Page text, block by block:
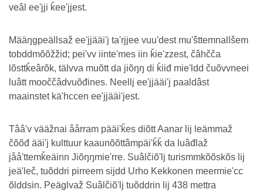
veâl eeʹjji ǩeeʹjjest.
Määŋgpeällsaž eeʹjjääiʹj taʹrjjee vuuʹdest muʹšttemnallšem
tobddmõõžžid; peiʹvv iinteʹmes iin ǩieʹzzest, čâhčča
lõsttǩeârõk, tälvva muõtt da jiõŋŋ di ǩiiđ mieʹldd čuõvvneei
luâtt mooččâdvuõđines. Neellj eeʹjjääiʹj paaldâst
maainstet käʹhccen eeʹjjääiʹjest.
Tââʹv vääžnai åårram pääiʹǩes diõtt Aanar lij leämmaž
čõõđ ääiʹj kulttuur kaaunõõttâmpäiʹǩǩ da luâđlaž
jååʹttemǩeäinn Jiõŋŋmieʹrre. Suâlčiõʹlj turismmkõõskõs lij
jeäʹleč, tuõddri pirreem sijdd Urho Kekkonen meermieʹcc
õlddsin. Peäglvaž Suâlčiõʹlj tuõddrin lij 438 mettra